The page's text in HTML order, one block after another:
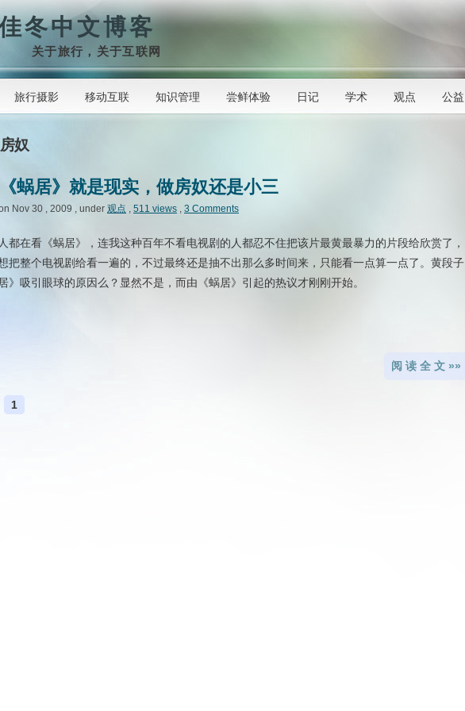
冬中文博客
关于旅行，关于互联网
旅行摄影 移动互联 知识管理 尝鲜体验 日记 学术 观点 公益
奴
蜗居》就是现实，做房奴还是小三
Nov 30 , 2009 , under 观点 , 511 views , 3 Comments
都在看《蜗居》，连我这种百年不看电视剧的人都忍不住把该片最黄最暴力的片段给欣赏了，
把整个电视剧给看一遍的，不过最终还是抽不出那么多时间来，只能看一点算一点了。黄段子
》吸引眼球的原因么？显然不是，而由《蜗居》引起的热议才刚刚开始。
阅 读 全 文 »»
1